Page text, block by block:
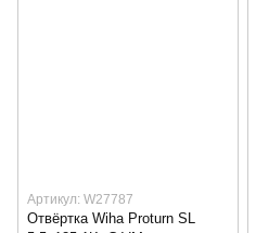
Артикул: W27787
Отвёртка Wiha Proturn SL